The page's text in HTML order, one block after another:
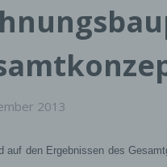
2013
auf den Ergebnissen des